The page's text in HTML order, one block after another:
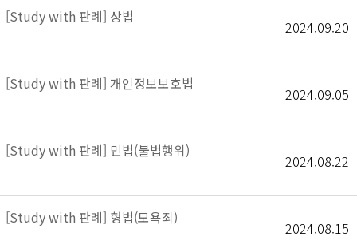
[Study with 판례] 상법
2024.09.20
[Study with 판례] 개인정보보호법
2024.09.05
[Study with 판례] 민법(불법행위)
2024.08.22
[Study with 판례] 형법(모욕죄)
2024.08.15